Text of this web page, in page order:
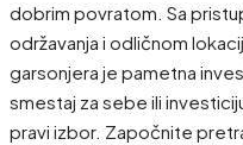
dobrim povratom. Sa
održavanja i odličnom
garsonjera je pametna
smestaj za sebe ili
pravi izbor. Započnite